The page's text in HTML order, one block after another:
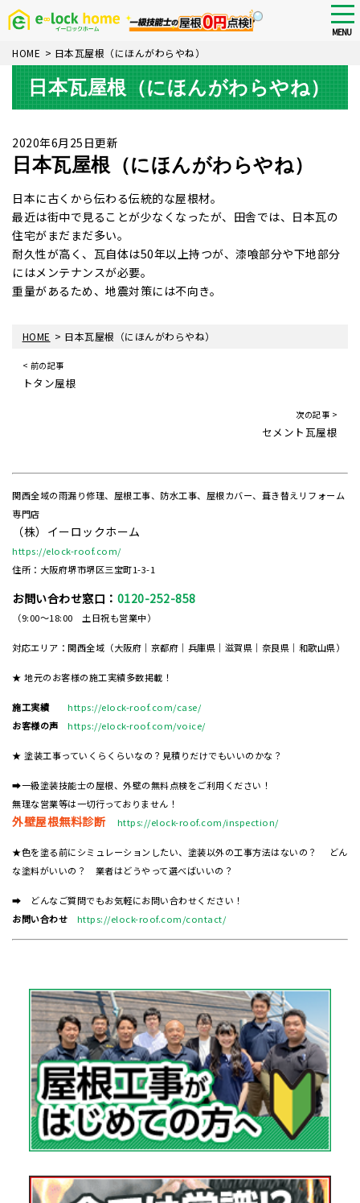
Skip
content
MENU
HOME > 日本瓦屋根（にほんがわらやね）
日本瓦屋根（にほんがわらやね）
2020年6月25日更新
日本瓦屋根（にほんがわらやね）
日本に古くから伝わる伝統的な屋根材。
最近は街中で見ることが少なくなったが、田舎では、日本瓦の
住宅がまだまだ多い。
耐久性が高く、瓦自体は50年以上持つが、漆喰部分や下地部分
にはメンテナンスが必要。
重量があるため、地震対策には不向き。
HOME > 日本瓦屋根（にほんがわらやね）
< 前の記事
トタン屋根
次の記事 >
セメント瓦屋根
関西全域の雨漏り修理、屋根工事、防水工事、屋根カバー、葺き替えリフォーム
専門店
（株）イーロックホーム
https://elock-roof.com/
住所：大阪府堺市堺区三宝町1-3-1
お問い合わせ窓口： 0120-252-858
（9:00～18:00 土日祝も営業中）
対応エリア：関西全域（大阪府｜京都府｜兵庫県｜滋賀県｜奈良県｜和歌山県）
★ 地元のお客様の施工実績多数掲載！
施工実績
https://elock-roof.com/case/
お客様の声
https://elock-roof.com/voice/
★ 塗装工事っていくらくらいなの？見積りだけでもいいのかな？
➡一級塗装技能士の屋根、外壁の無料点検をご利用ください！
無理な営業等は一切行っておりません！
外壁屋根無料診断 https://elock-roof.com/inspection/
★色を塗る前にシミュレーションしたい、塗装以外の工事方法はないの？ どん
な塗料がいいの？ 業者はどうやって選べばいいの？
➡ どんなご質問でもお気軽にお問い合わせください！
お問い合わせ
https://elock-roof.com/contact/